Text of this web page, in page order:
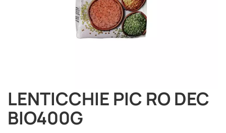
LENTICCHIE PIC RO DEC
BIO400G
Vai
all'inizio
della
galleria